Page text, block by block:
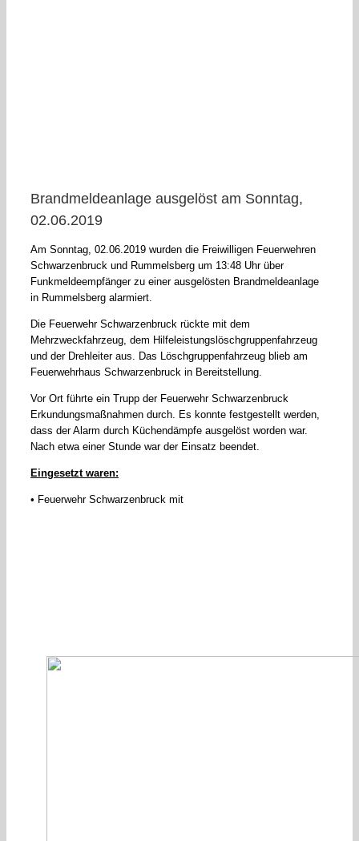
Brandmeldeanlage ausgelöst am Sonntag,
02.06.2019
Am Sonntag, 02.06.2019 wurden die Freiwilligen Feuerwehren
Schwarzenbruck und Rummelsberg um 13:48 Uhr über
Funkmeldeempfänger zu einer ausgelösten Brandmeldeanlage
in Rummelsberg alarmiert.
Die Feuerwehr Schwarzenbruck rückte mit dem
Mehrzweckfahrzeug, dem Hilfeleistungslöschgruppenfahrzeug
und der Drehleiter aus. Das Löschgruppenfahrzeug blieb am
Feuerwehrhaus Schwarzenbruck in Bereitstellung.
Vor Ort führte ein Trupp der Feuerwehr Schwarzenbruck
Erkundungsmaßnahmen durch. Es konnte festgestellt werden,
dass der Alarm durch Küchendämpfe ausgelöst worden war.
Nach etwa einer Stunde war der Einsatz beendet.
Eingesetzt waren:
• Feuerwehr Schwarzenbruck mit